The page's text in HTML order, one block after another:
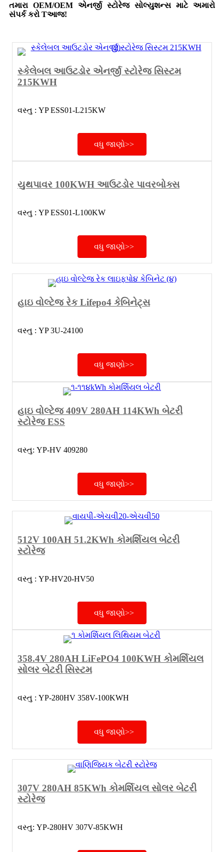
તમારા OEM/OEM એનર્જી સ્ટોરેજ સોલ્યુશન્સ માટે અમારો
સંપર્ક કરો Tઆજ!
સ્કેલેબલ આઉટડોર એનર્જી સ્ટોરેજ સિસ્ટમ
215KWH
વસ્તુ : YP ESS01-L215KW
વધુ જાણો>>
યુથપાવર 100KWH આઉટડોર પાવરબોક્સ
વસ્તુ : YP ESS01-L100KW
વધુ જાણો>>
હાઇ વોલ્ટેજ રેક Lifepo4 કેબિનેટ્સ
વસ્તુ : YP 3U-24100
વધુ જાણો>>
હાઇ વોલ્ટેજ 409V 280AH 114KWh બેટરી
સ્ટોરેજ ESS
વસ્તુ: YP-HV 409280
વધુ જાણો>>
512V 100AH ​​51.2KWh કોમર્શિયલ બેટરી
સ્ટોરેજ
વસ્તુ : YP-HV20-HV50
વધુ જાણો>>
358.4V 280AH LiFePO4 100KWH કોમર્શિયલ
સોલર બેટરી સિસ્ટમ
વસ્તુ : YP-280HV 358V-100KWH
વધુ જાણો>>
307V 280AH 85KWh કોમર્શિયલ સોલર બેટરી
સ્ટોરેજ
વસ્તુ: YP-280HV 307V-85KWH